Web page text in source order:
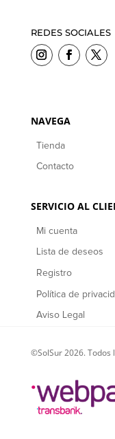
REDES SOCIALES
NAVEGA
Tienda
Contacto
SERVICIO AL
Mi cuenta
Lista de deseos
Registro
Política de
Aviso Legal
©SolSur 2026. Todos